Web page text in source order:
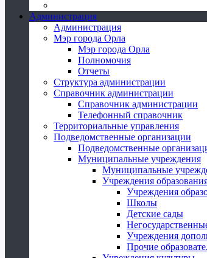
Администрация
Администрация
Мэр города Орла
Мэр города Орла
Полномочия
Отчеты
Структура администрации
Справочник администрации
Справочник администрации
Телефонный справочник
Территориальные управления
Подведомственные организации
Подведомственные
Муниципальные учреждения
Муниципальные
Учреждения
Учреждения
Школы
Детские сады
Учреждения
Прочие